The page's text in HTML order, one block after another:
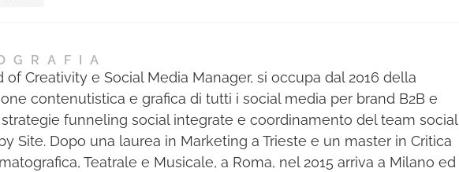
of Creativity e Social Media Manager, si occupa dal 2016 della
contenutistica e grafica di tutti i social media per brand B2B e
strategie funneling social integrate e coordinamento del team social
Site. Dopo una laurea in Marketing a Trieste e un master in Critica
Teatrale e Musicale, a Roma, nel 2015 arriva a Milano ed